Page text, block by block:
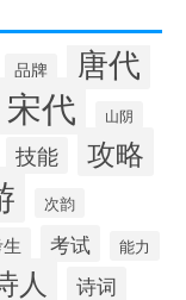
品牌 唐代
宋代 山阴
技能 攻略
次韵
考试 能力
人 诗词